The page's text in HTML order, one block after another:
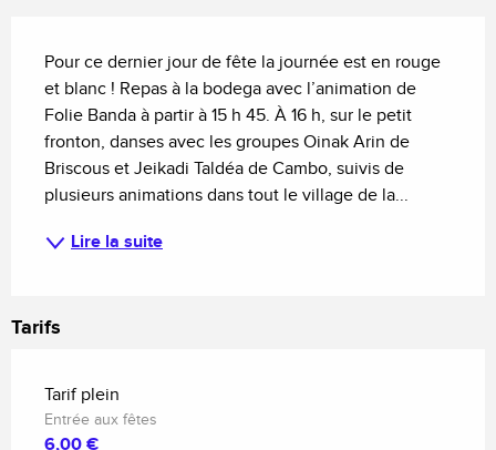
Pour ce dernier jour de fête la journée est en rouge
et blanc ! Repas à la bodega avec l’animation de
Folie Banda à partir à 15 h 45. À 16 h, sur le petit
fronton, danses avec les groupes Oinak Arin de
Briscous et Jeikadi Taldéa de Cambo, suivis de
plusieurs animations dans tout le village de la...
Lire la suite
Tarifs
Tarif plein
Entrée aux fêtes
6,00 €